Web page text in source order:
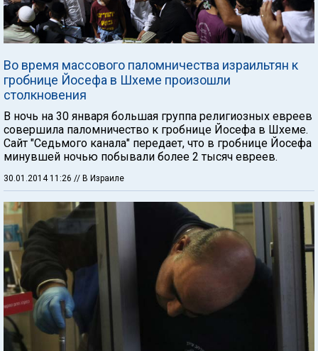
Во время массового паломничества израильтян к
гробнице Йосефа в Шхеме произошли
столкновения
В ночь на 30 января большая группа религиозных евреев
совершила паломничество к гробнице Йосефа в Шхеме.
Сайт "Седьмого канала" передает, что в гробнице Йосефа
минувшей ночью побывали более 2 тысяч евреев.
30.01.2014 11:26 // В Израиле